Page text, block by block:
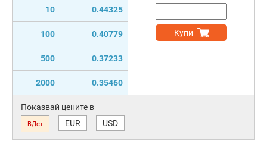
10 0.44325
100 0.40779
500 0.37233
2000 0.35460
Купи
Показвай цените в
ВДст EUR USD